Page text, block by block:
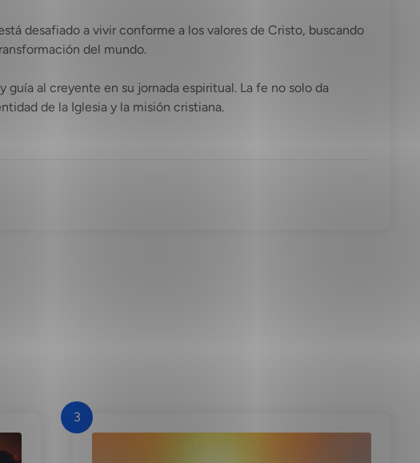
desafiado a vivir conforme a los valores de Cristo, buscando
del mundo.
al creyente en su jornada espiritual. La fe no solo da
de la Iglesia y la misión cristiana.
3